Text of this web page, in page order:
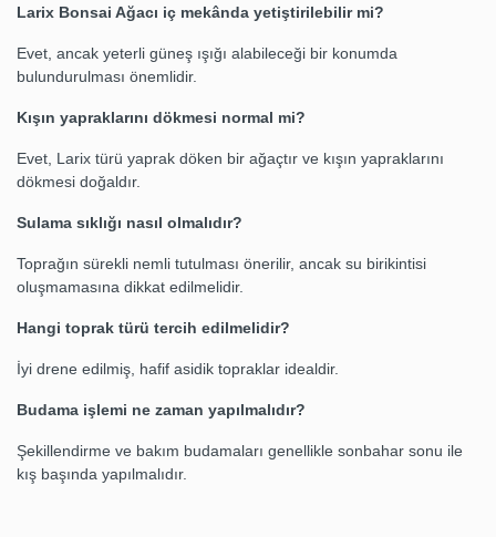
Larix Bonsai Ağacı iç mekânda yetiştirilebilir mi?
Evet, ancak yeterli güneş ışığı alabileceği bir konumda
bulundurulması önemlidir.
Kışın yapraklarını dökmesi normal mi?
Evet, Larix türü yaprak döken bir ağaçtır ve kışın yapraklarını
dökmesi doğaldır.
Sulama sıklığı nasıl olmalıdır?
Toprağın sürekli nemli tutulması önerilir, ancak su birikintisi
oluşmamasına dikkat edilmelidir.
Hangi toprak türü tercih edilmelidir?
İyi drene edilmiş, hafif asidik topraklar idealdir.
Budama işlemi ne zaman yapılmalıdır?
Şekillendirme ve bakım budamaları genellikle sonbahar sonu ile
kış başında yapılmalıdır.